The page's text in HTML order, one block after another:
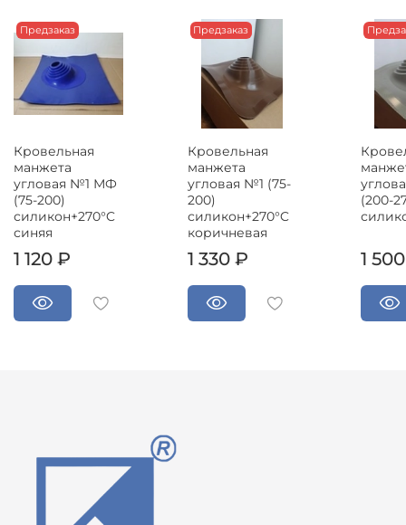
Предзаказ
Кровельная
манжета
угловая №1 МФ
(75-200)
силикон+270°C
синяя
1 120 ₽
Предзаказ
Кровельная
манжета
угловая №1 (75-
200)
силикон+270°C
коричневая
1 330 ₽
(200-
1